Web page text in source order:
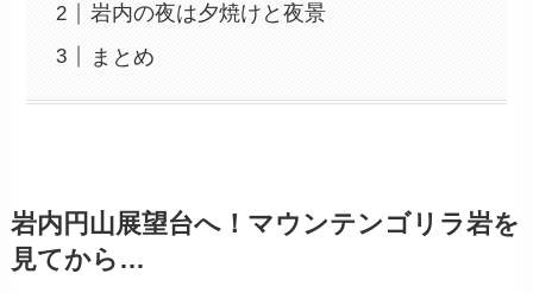
岩内の夜は夕焼けと夜景
まとめ
岩内円山展望台へ！マウンテンゴリラ岩を
見てから…